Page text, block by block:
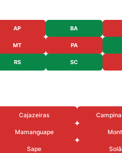
AP BA
MT PA
RS SC
Cajazeiras
Mamanguape
Sape